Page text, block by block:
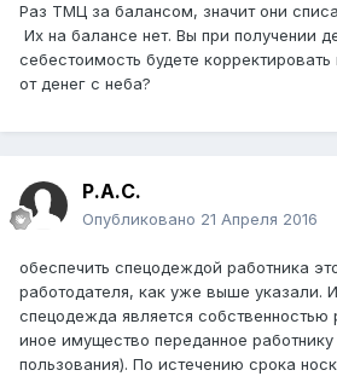
Раз ТМЦ за балансом, значит они
Их на балансе нет. Вы при получении
себестоимость будете
от денег с неба?
Р.А.С.
Опубликовано 21 Апреля 2016
обеспечить спецодеждой работника
работодателя, как уже выше указали.
спецодежда является собственностью
иное имущество переданное
пользования). По истечению срока